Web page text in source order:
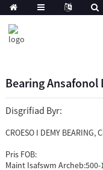
Bearing Ansafonol
Disgrifiad Byr:
CROESO I DEMY BEARING,
Pris FOB:
Maint Isafswm Archeb:500-